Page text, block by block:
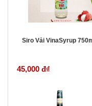
Siro Vải VinaSyrup
45,000 đ₫